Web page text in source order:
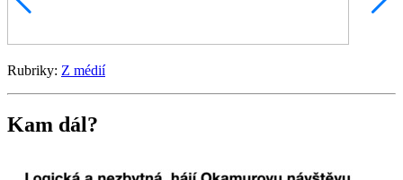
Rubriky: Z médií
Kam dál?